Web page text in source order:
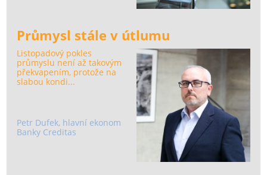
Průmysl stále v útlumu
Listopadový pokles
průmyslu není až takovým
překvapením, protože na
slabou kondi...
Petr Dufek, hlavní ekonom
Banky Creditas